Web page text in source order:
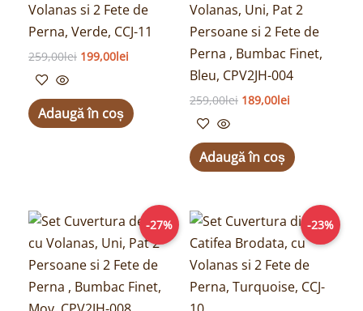
Volanas si 2 Fete de
Perna, Verde, CCJ-11
259,00lei 199,00lei
Adaugă în coș
Volanas, Uni, Pat 2
Persoane si 2 Fete de
Perna , Bumbac Finet,
Bleu, CPV2JH-004
259,00lei 189,00lei
Adaugă în coș
-27%
Prețul
inițial
a
fost:
259,00lei.
Prețul
curent
este:
189,00lei.
-23%
Prețul
inițial
a
fost:
259,00lei.
Prețul
curent
este:
199,00lei.